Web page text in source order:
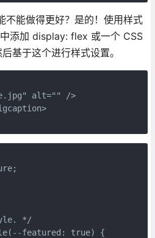
不能做得更好？是的！使用样式
添加 display: flex 或一个 CSS
基于这个进行样式设置。
alt="" />
*/
featured: true) {